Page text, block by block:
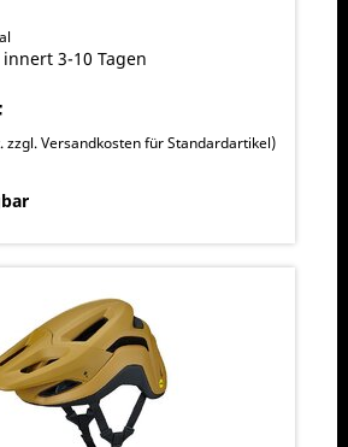
3-10 Tagen
zzgl.Versandkosten für Standardartikel)